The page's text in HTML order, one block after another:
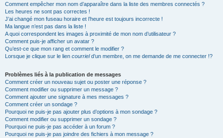
Comment empêcher mon nom d’apparaître dans la liste des membres connectés ?
Les heures ne sont pas correctes !
J’ai changé mon fuseau horaire et l’heure est toujours incorrecte !
Ma langue n’est pas dans la liste !
A quoi correspondent les images à proximité de mon nom d’utilisateur ?
Comment puis-je afficher un avatar ?
Qu’est-ce que mon rang et comment le modifier ?
Lorsque je clique sur le lien courrield’un membre, on me demande de me connecter !?
Problèmes liés à la publication de messages
Comment créer un nouveau sujet ou poster une réponse ?
Comment modifier ou supprimer un message ?
Comment ajouter une signature à mes messages ?
Comment créer un sondage ?
Pourquoi ne puis-je pas ajouter plus d’options à mon sondage ?
Comment modifier ou supprimer un sondage ?
Pourquoi ne puis-je pas accéder à un forum ?
Pourquoi ne puis-je pas joindre des fichiers à mon message ?